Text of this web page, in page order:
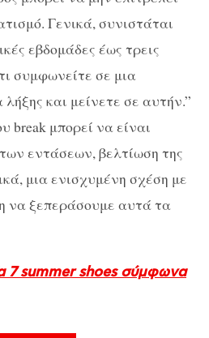
Γενικά, συνιστάται
εβδομάδες έως τρεις
συμφωνείτε σε μια
και μείνετε σε αυτήν.”
break μπορεί να είναι
εντάσεων, βελτίωση της
μια ενισχυμένη σχέση με
να ξεπεράσουμε αυτά τα
7 summer shoes σύμφωνα